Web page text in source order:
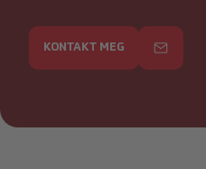
KONTAKT MEG